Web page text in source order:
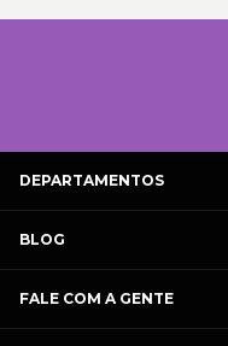
DEPARTAMENTOS
BLOG
FALE COM A GENTE